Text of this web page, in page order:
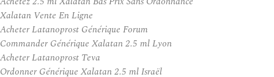
Xalatan Vente En Ligne
Acheter Latanoprost Générique Forum
Commander Générique Xalatan 2.5 ml Lyon
Acheter Latanoprost Teva
Ordonner Générique Xalatan 2.5 ml Israël